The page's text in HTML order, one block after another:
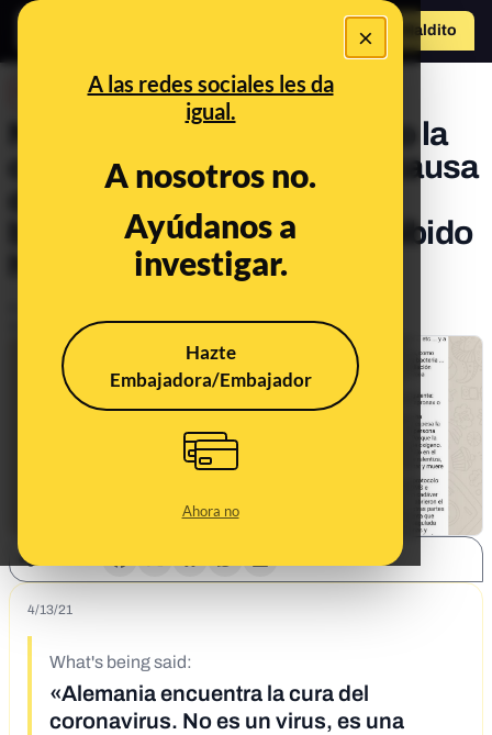
×
A las redes sociales les da
igual.
A nosotros no.
Ayúdanos a
investigar.
Hazte
Embajadora/Embajador
Ahora no
Hazte Maldito
Ni Alemania ha descubierto la
cura del coronavirus, ni la causa
de la enfermedad es una
bacteria, ni la OMS ha prohibido
hacer autopsias
Actualizado elJan 30, 2023, 10:45:00 AM
4/13/21
What's being said:
«Alemania encuentra la cura del
coronavirus. No es un virus, es una